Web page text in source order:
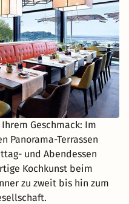
Geschmack: Im
Panorama-Terrassen
und Abendessen
Kochkunst beim
zu zweit bis hin zum